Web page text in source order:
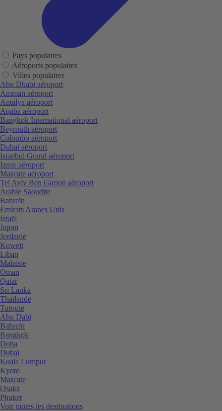
Pays populaires
Aéroports populaires
Villes populaires
Abu Dhabi aéroport
Amman aéroport
Antalya aéroport
Aqaba aéroport
Bangkok International aéroport
Beyrouth aéroport
Colombo aéroport
Dubai aéroport
Istanbul Grand aéroport
Izmir aéroport
Mascate aéroport
Tel Aviv Ben Gurion aéroport
Arabie Saoudite
Bahreïn
Émirats Arabes Unis
Israël
Japon
Jordanie
Koweït
Liban
Malaisie
Oman
Qatar
Sri Lanka
Thaïlande
Turquie
Abu Dabi
Bahreïn
Bangkok
Doha
Dubaï
Kuala Lumpur
Kyoto
Mascate
Osaka
Phuket
Voir toutes les destinations